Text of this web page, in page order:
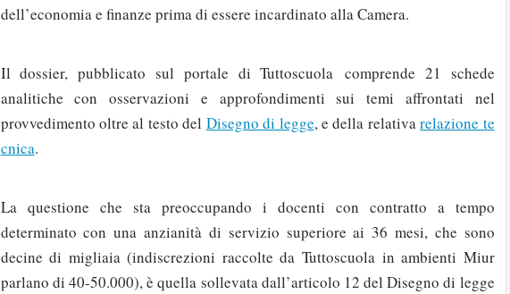
dell’economia e finanze prima di essere incardinato alla Camera.
Il dossier, pubblicato sul portale di Tuttoscuola comprende 21 schede
analitiche con osservazioni e approfondimenti sui temi affrontati nel
provvedimento oltre al testo del Disegno di legge, e della relativarelazione te
cnica.
La questione che sta preoccupando i docenti con contratto a tempo
determinato con una anzianità di servizio superiore ai 36 mesi, che sono
decine di migliaia (indiscrezioni raccolte da Tuttoscuola in ambienti Miur
parlano di 40-50.000), è quella sollevata dall’articolo 12 del Disegno di legge